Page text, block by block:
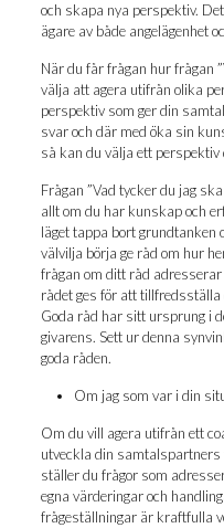
och ska­pa nya per­spek­tiv.
äga­re av både ange­lä­gen­het
När du får frå­gan hur frå­gan
väl­ja att age­ra uti­från oli­ka
per­spek­tiv som ger din
svar och där med öka sin
så kan du väl­ja ett
Frå­gan ”Vad tyc­ker du jag
allt om du har kun­skap och
läget tap­pa bort grund­tan­ken
väl­vil­ja bör­ja ge råd om hur
frå­gan om ditt råd
rådet ges för att till­freds­stäl­la
Goda råd har sitt ursprung i
giva­rens. Sett ur den­na
goda råden.
Om jag som var i din
Om du vill age­ra uti­från ett
utveck­la din sam­tals­part­ners
stäl­ler du frå­gor som
egna vär­de­ring­ar och
frå­ge­ställ­ning­ar är kraft­ful­la